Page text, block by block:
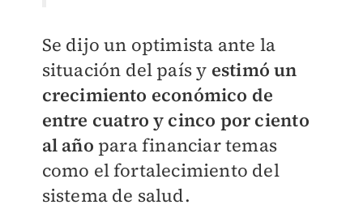
Se dijo un optimista ante la
situación del país y estimó un
crecimiento económico de
entre cuatro y cinco por ciento
al año para financiar temas
como el fortalecimiento del
sistema de salud.